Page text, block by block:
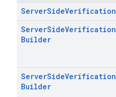
ServerSideVerification
ServerSideVerification
Builder
ServerSideVerification
Builder